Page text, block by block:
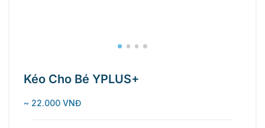
Kéo Cho Bé YPLUS+
~ 22.000 VNĐ